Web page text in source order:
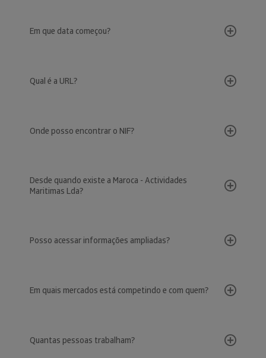
Em que data começou?
Qual é a URL?
Onde posso encontrar o NIF?
Desde quando existe a Maroca - Actividades
Maritimas Lda?
Posso acessar informações ampliadas?
Em quais mercados está competindo e com quem?
Quantas pessoas trabalham?